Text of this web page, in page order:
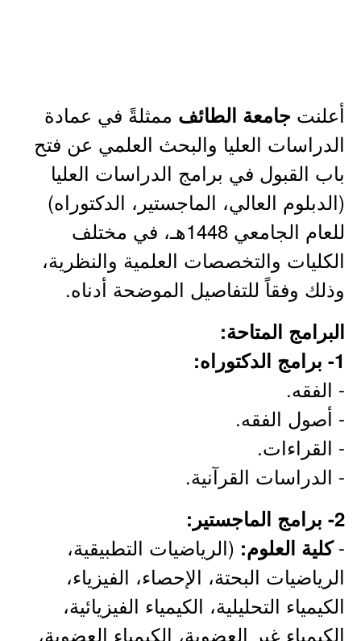
أعلنت جامعة الطائف ممثلةً في عمادة
الدراسات العليا والبحث العلمي عن فتح
باب القبول في برامج الدراسات العليا
(الدبلوم العالي، الماجستير، الدكتوراه)
للعام الجامعي 1448هـ، في مختلف
الكليات والتخصصات العلمية والنظرية،
وذلك وفقاً للتفاصيل الموضحة أدناه.
البرامج المتاحة:
1- برامج الدكتوراه:
- الفقه.
- أصول الفقه.
- القراءات.
- الدراسات القرآنية.
2- برامج الماجستير:
-كلية العلوم: (الرياضيات التطبيقية،
الرياضيات البحتة، الإحصاء، الفيزياء،
الكيمياء التحليلية، الكيمياء الفيزيائية،
الكيمياء غير العضوية، الكيمياء العضوية،